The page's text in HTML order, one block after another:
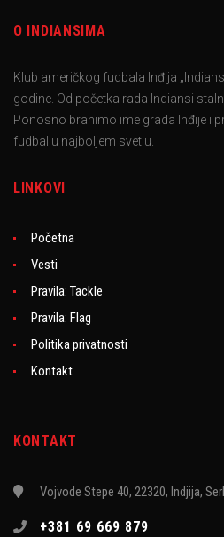
O INDIANSIMA
Klub američkog fudbala Inđija
godine. Od početka rada Indiansi
Ponosno branimo ime grada Inđije i
fudbal u najboljem svetlu.
LINKOVI
Početna
Vesti
Pravila: Tackle
Pravila: Flag
Politika privatnosti
Kontakt
KONTAKT
Vojvode Stepe 40, 22320, Indjija,
+381 69 669 879